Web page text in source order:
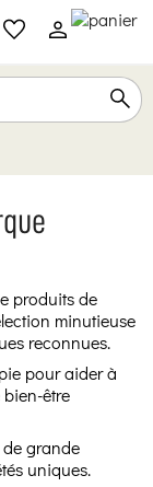
produits de
minutieuse
reconnues.
pour aider à
être
grande
uniques.